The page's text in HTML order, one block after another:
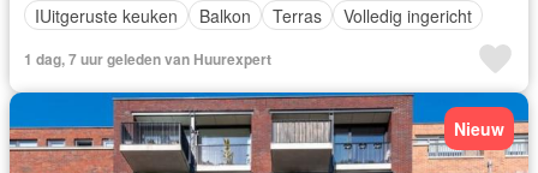
IUitgeruste keuken
Balkon Terras Volledig ingericht
1 dag, 7 uur geleden van Huurexpert
Nieuw